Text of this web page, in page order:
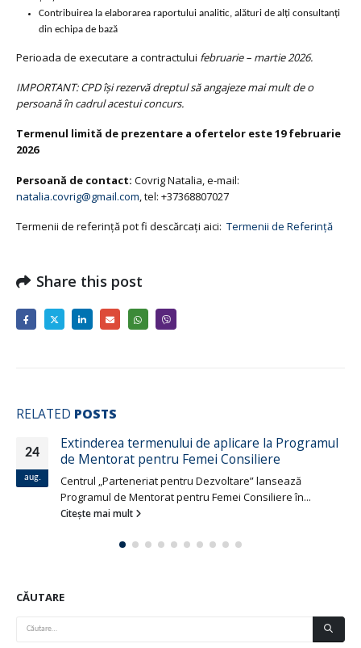
Contribuirea la elaborarea raportului analitic, alături de alți consultanți
din echipa de bază
Perioada de executare a contractului februarie – martie 2026.
IMPORTANT: CPD își rezervă dreptul să angajeze mai mult de o
persoană în cadrul acestui concurs.
Termenul limită de prezentare a ofertelor este 19 februarie
2026
Persoană de contact: Covrig Natalia, e-mail:
natalia.covrig@gmail.com , tel: +37368807027
Termenii de referință pot fi descărcați aici: Termenii de Referință
Share this post
RELATED POSTS
24
aug.
Extinderea termenului de aplicare la Programul
de Mentorat pentru Femei Consiliere
Centrul „Parteneriat pentru Dezvoltare” lansează
Programul de Mentorat pentru Femei Consiliere în...
Citește mai mult
CĂUTARE